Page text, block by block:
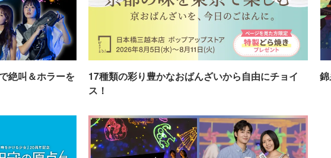
絶叫＆ホラーを
17種類の彩り豊かなおばんざいから自由にチョイ
ス！